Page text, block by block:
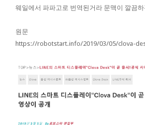
웨일에서 파파고로 번역된거라 문맥이 깔끔
원문
https://robotstart.info/2019/03/05/clova-